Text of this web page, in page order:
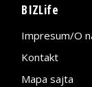
BIZLife
Impresum/O
Kontakt
Mapa sajta